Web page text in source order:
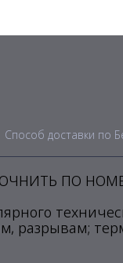
Способ доставки по
ПО
разрывам;